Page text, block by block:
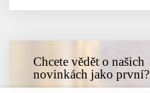
Chcete vědět o našich
novinkách jako první?